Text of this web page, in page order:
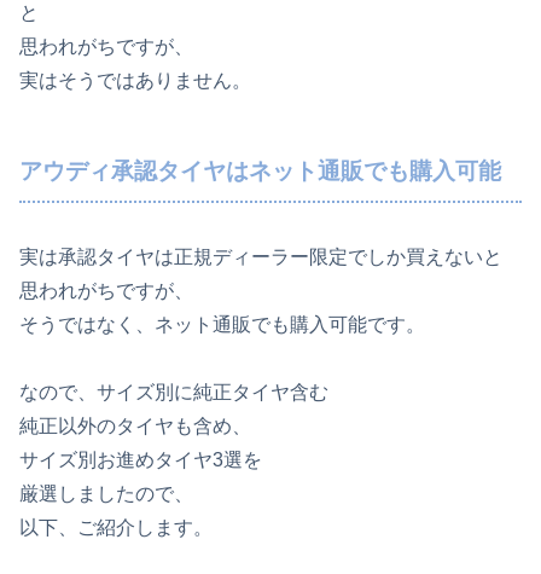
と
思われがちですが、
実はそうではありません。
アウディ承認タイヤはネット通販でも購入可能
実は承認タイヤは正規ディーラー限定でしか買えないと
思われがちですが、
そうではなく、ネット通販でも購入可能です。
なので、サイズ別に純正タイヤ含む
純正以外のタイヤも含め、
サイズ別お進めタイヤ3選を
厳選しましたので、
以下、ご紹介します。